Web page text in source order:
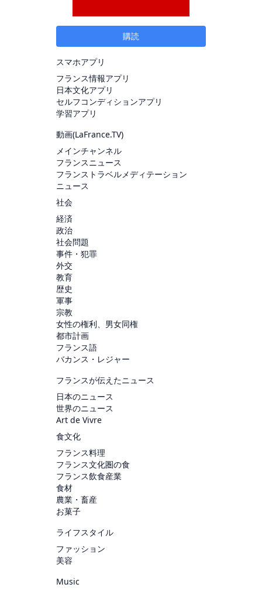
購読
スマホアプリ
フランス情報アプリ
日本文化アプリ
セルフコンディションアプリ
学習アプリ
動画(LaFrance.TV)
メインチャンネル
フランスニュース
フランストラベルメディテーション
ニュース
社会
経済
政治
社会問題
事件・犯罪
外交
教育
歴史
軍事
宗教
女性の権利、男女同権
都市計画
フランス語
バカンス・レジャー
フランスが伝えたニュース
日本のニュース
世界のニュース
Art de Vivre
食文化
フランス料理
フランス文化圏の食
フランス飲食産業
食材
農業・畜産
お菓子
ライフスタイル
ファッション
美容
Music